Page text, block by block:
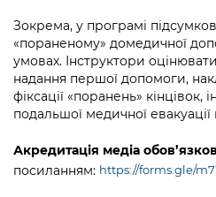
Київська міська
Важливе під час
Зокрема, у програмі
«пораненому» домедичної
умовах. Інструктори
надання першої допомоги,
фіксації «поранень» кінцівок,
подальшої медичної
Акредитація медіа
посиланням: https://forms.gle/